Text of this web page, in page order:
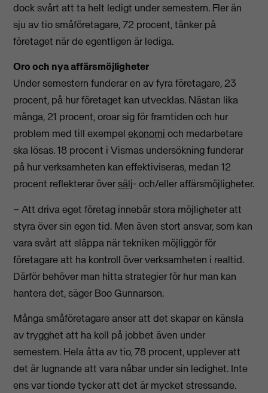
dock svårt att ta helt ledigt under semestern. Fler än
sju av tio småföretagare, 72 procent, tänker på
företaget när de egentligen är lediga.
Oro och nya affärsmöjligheter
Under semestern funderar en av fyra företagare, 23
procent, på hur företaget kan utvecklas. Nästan lika
många, 21 procent, oroar sig för framtiden och hur
problem med till exempelekonomi och medarbetare
ska lösas. 18 procent i Vismas undersökning funderar
på hur verksamheten kan effektiviseras, medan 12
procent reflekterar översälj- och/eller affärsmöjligheter.
– Att driva eget företag innebär stora möjligheter att
styra över sin egen tid. Men även stort ansvar, som kan
vara svårt att släppa när tekniken möjliggör för
företagare att ha kontroll över verksamheten i realtid.
Därför behöver man hitta strategier för hur man kan
hantera det, säger Boo Gunnarson.
Många småföretagare anser att det skapar en känsla
av trygghet att ha koll på jobbet även under
semestern. Hela åtta av tio, 78 procent, upplever att
det är lugnande att vara nåbar under sin ledighet. Inte
ens var tionde tycker att det är mycket stressande.